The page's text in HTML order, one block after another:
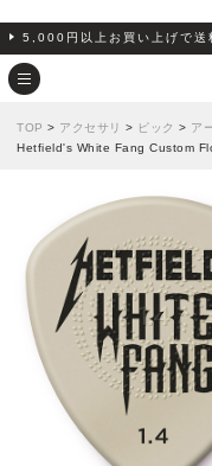
5,000円以上お買い上げで送
TOP > アクセサリ > ピック > ア
Hetfield's White Fang Custom